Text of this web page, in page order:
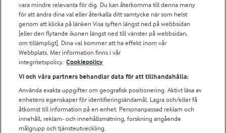
Bildbank
Följ oss
vara mindre relevanta för dig. Du kan återkomma till denna meny
för att ändra dina val eller återkalla ditt samtycke när som helst
genom att klicka på länken Visa syften längst ned på webbsidan
[eller den flytande ikonen längst ned till vänster på webbsidan,
om tillämpligt]. Dina val kommer att ha effekt inom vår
Webbplats. Mer information finns i vår
integritetspolicy. Cookiepolicy
Vi och våra partners behandlar data för att tillhandahålla:
Använda exakta uppgifter om geografisk positionering. Aktivt läsa av
enhetens egenskaper för identifieringsändamål. Lagra och/eller få
åtkomst till information på en enhet. Personanpassad reklam och
innehåll, reklam- och innehållsmätning, forskning angående
målgrupp och tjänsteutveckling.